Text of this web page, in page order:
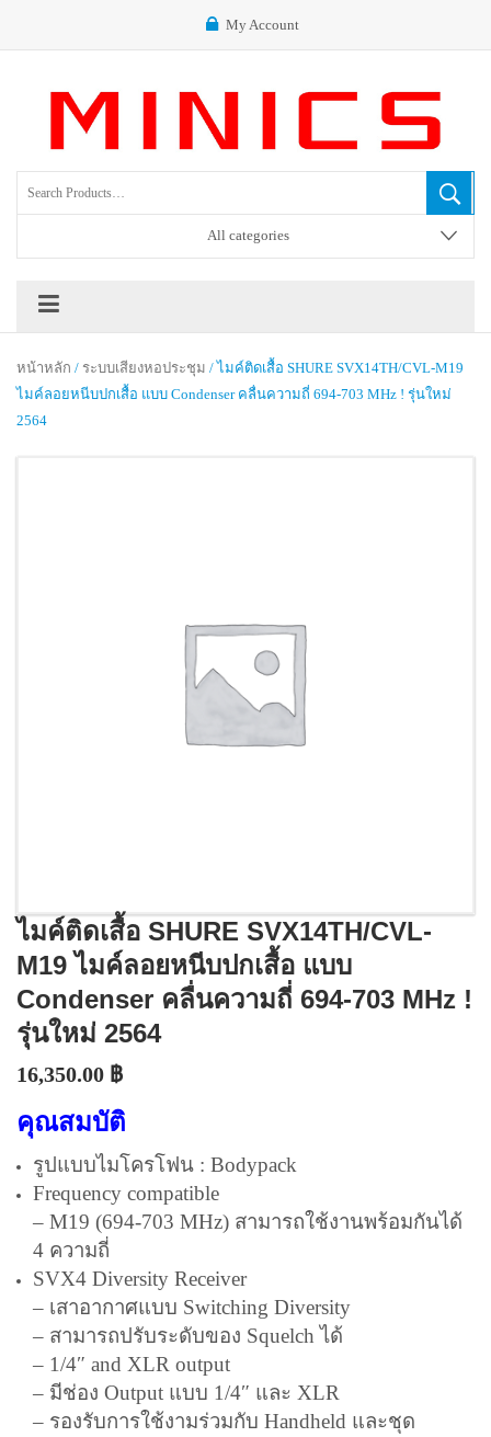
My Account
All categories
หน้าหลัก / ระบบเสียงหอประชุม / ไมค์ติดเสื้อ SHURE SVX14TH/CVL-M19
ไมค์ลอยหนีบปกเสื้อ แบบ Condenser คลื่นความถี่ 694-703 MHz ! รุ่นใหม่
2564
ไมค์ติดเสื้อ SHURE SVX14TH/CVL-
M19 ไมค์ลอยหนีบปกเสื้อ แบบ
Condenser คลื่นความถี่ 694-703 MHz !
รุ่นใหม่ 2564
16,350.00 ฿
คุณสมบัติ
รูปแบบไมโครโฟน : Bodypack
Frequency compatible
– M19 (694-703 MHz) สามารถใช้งานพร้อมกันได้
4 ความถี่
SVX4 Diversity Receiver
– เสาอากาศแบบ Switching Diversity
– สามารถปรับระดับของ Squelch ได้
– 1/4″ and XLR output
– มีช่อง Output แบบ 1/4″ และ XLR
– รองรับการใช้งามร่วมกับ Handheld และชุด